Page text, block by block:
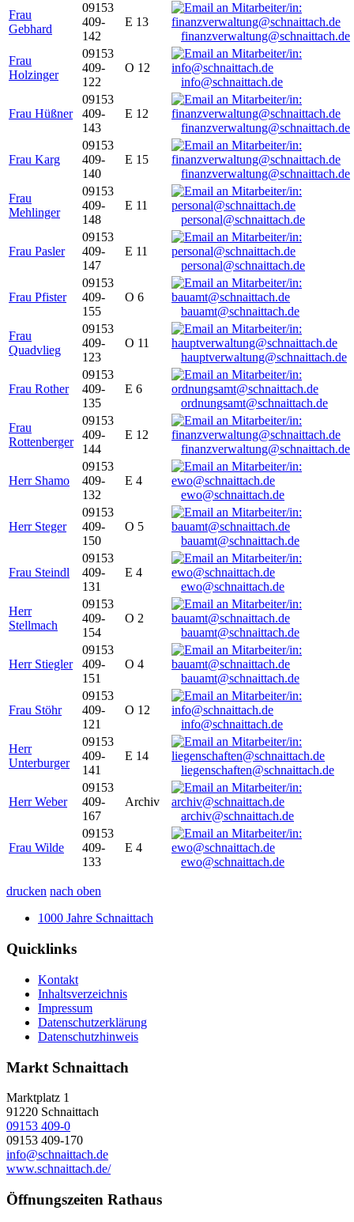
Frau
Gebhard
09153
409-
142
E 13
finanzverwaltung@schnaittach.de
Frau
Holzinger
09153
409-
122
O 12
info@schnaittach.de
Frau Hüßner
09153
409-
143
E 12
finanzverwaltung@schnaittach.de
Frau Karg
09153
409-
140
E 15
finanzverwaltung@schnaittach.de
Frau
Mehlinger
09153
409-
148
E 11
personal@schnaittach.de
Frau Pasler
09153
409-
147
E 11
personal@schnaittach.de
Frau Pfister
09153
409-
155
O 6
bauamt@schnaittach.de
Frau
Quadvlieg
09153
409-
123
O 11
hauptverwaltung@schnaittach.de
Frau Rother
09153
409-
135
E 6
ordnungsamt@schnaittach.de
Frau
Rottenberger
09153
409-
144
E 12
finanzverwaltung@schnaittach.de
Herr Shamo
09153
409-
132
E 4
ewo@schnaittach.de
Herr Steger
09153
409-
150
O 5
bauamt@schnaittach.de
Frau Steindl
09153
409-
131
E 4
ewo@schnaittach.de
Herr
Stellmach
09153
409-
154
O 2
bauamt@schnaittach.de
Herr Stiegler
09153
409-
151
O 4
bauamt@schnaittach.de
Frau Stöhr
09153
409-
121
O 12
info@schnaittach.de
Herr
Unterburger
09153
409-
141
E 14
liegenschaften@schnaittach.de
Herr Weber
09153
409-
167
Archiv
archiv@schnaittach.de
Frau Wilde
09153
409-
133
E 4
ewo@schnaittach.de
drucken nach oben
1000 Jahre Schnaittach
Quicklinks
Kontakt
Inhaltsverzeichnis
Impressum
Datenschutzerklärung
Datenschutzhinweis
Markt Schnaittach
Marktplatz 1
91220 Schnaittach
09153 409-0
09153 409-170
info@schnaittach.de
www.schnaittach.de/
Öffnungszeiten Rathaus